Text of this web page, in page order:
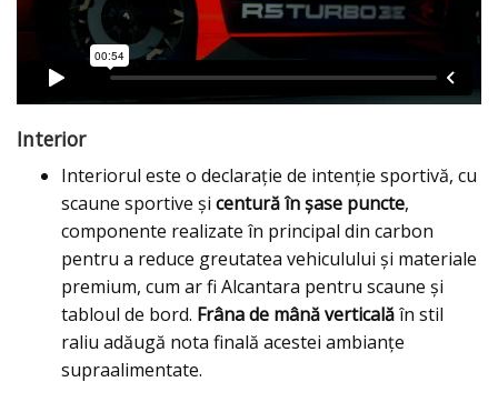
Interior
Interiorul este o declarație de intenție sportivă, cu
scaune sportive și centură în șase puncte,
componente realizate în principal din carbon
pentru a reduce greutatea vehiculului și materiale
premium, cum ar fi Alcantara pentru scaune și
tabloul de bord. Frâna de mână verticalăîn stil
raliu adăugă nota finală acestei ambianțe
supraalimentate.